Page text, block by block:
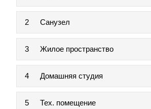
2 Санузел
3 Жилое пространство
4 Домашняя студия
5 Тех. помещение